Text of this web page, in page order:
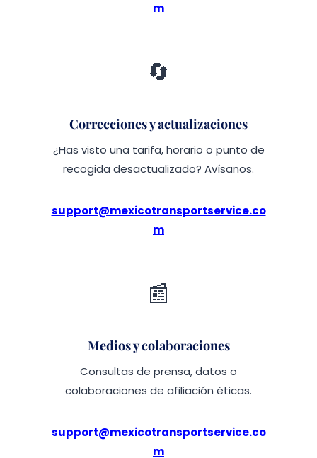
m
🔄
Correcciones y actualizaciones
¿Has visto una tarifa, horario o punto de
recogida desactualizado? Avísanos.
support@mexicotransportservice.co
m
📰
Medios y colaboraciones
Consultas de prensa, datos o
colaboraciones de afiliación éticas.
support@mexicotransportservice.co
m